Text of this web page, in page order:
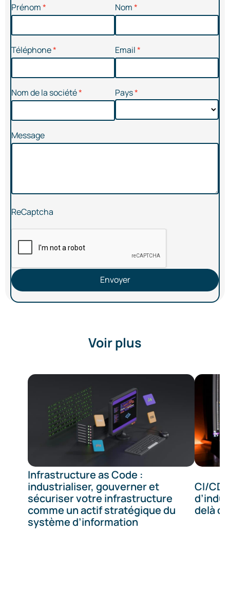
Prénom Nom
Téléphone Email
Nom de la société Pays
Message
ReCaptcha
Envoyer
Voir plus
Infrastructure as Code :
industrialiser, gouverner et
sécuriser votre infrastructure
comme un actif stratégique du
système d’information
CI/CD
delà